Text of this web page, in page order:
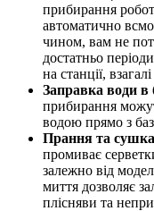
прибирання робот
автоматично
чином, вам не
достатньо
на станції,
Заправка води в
прибирання
водою прямо з
Прання та
промиває
залежно від
миття дозволяє
плісняви та